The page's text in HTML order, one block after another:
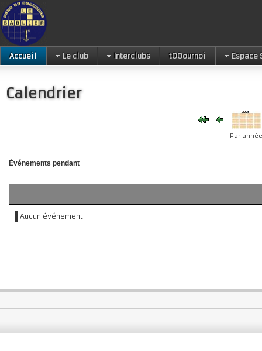
Accueil Le club Interclubs tOOournoi Espace
Calendrier
Par année
Événements pendant
Aucun événement